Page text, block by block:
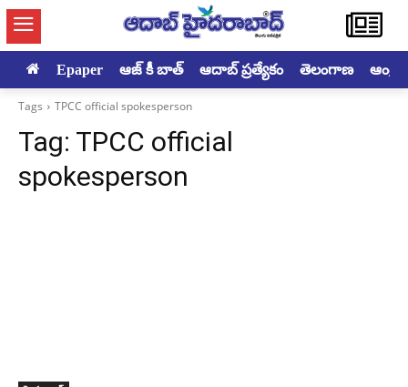
Epaper ఆజ్ కీ బాత్ ఆదాబ్ ప్రత్యేకం తెలంగాణ
Tags TPCC official spokesperson
Tag: TPCC official
spokesperson